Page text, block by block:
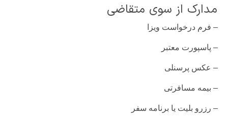
مدارک از سوی متقاضی
– فرم درخواست ویزا
– پاسپورت معتبر
– عکس پرسنلی
– بیمه مسافرتی
– رزرو بلیت یا برنامه سفر